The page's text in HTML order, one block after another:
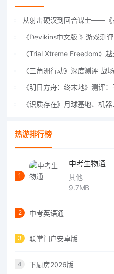
《Devikins中文版 》游戏测评
热游排行榜
1
中考生物通
其他
9.7MB
2 中考英语通
3 联掌门户安卓版
4 下厨房2026版